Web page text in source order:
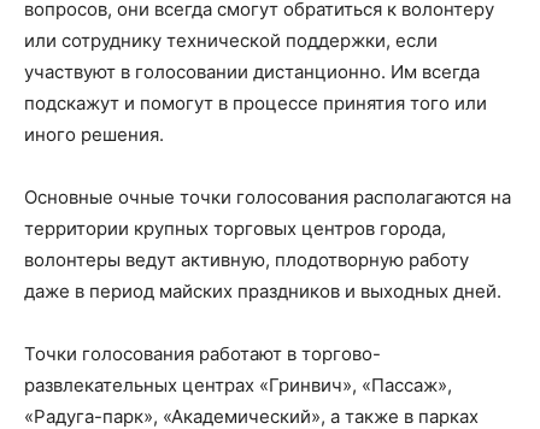
вопросов, они всегда смогут обратиться к волонтеру
или сотруднику технической поддержки, если
участвуют в голосовании дистанционно. Им всегда
подскажут и помогут в процессе принятия того или
иного решения.
Основные очные точки голосования располагаются на
территории крупных торговых центров города,
волонтеры ведут активную, плодотворную работу
даже в период майских праздников и выходных дней.
Точки голосования работают в торгово-
развлекательных центрах «Гринвич», «Пассаж»,
«Радуга-парк», «Академический», а также в парках